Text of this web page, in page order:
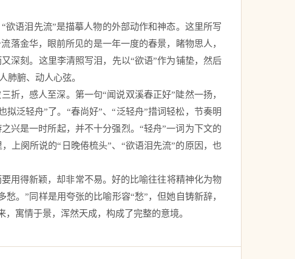
语泪先流”是描摹人物的外部动作和神态。这里所写
落金华，眼前所见的是一年一度的春景，睹物思人，
深刻。这里李清照写泪，先以“欲语”作为铺垫，然后
肺腑、动人心弦。
，感人至深。第一句“闻说双溪春正好”陡然一扬，
泛轻舟”了。“春尚好”、“泛轻舟”措词轻松，节奏明
兴是一时所起，并不十分强烈。“轻舟”一词为下文的
上阕所说的“日晚倦梳头”、“欲语泪先流”的原因，也
得新颖，却非常不易。好的比喻往往将精神化为物
。”同样是用夸张的比喻形容“愁”，但她自铸新辞，
寓情于景，浑然天成，构成了完整的意境。